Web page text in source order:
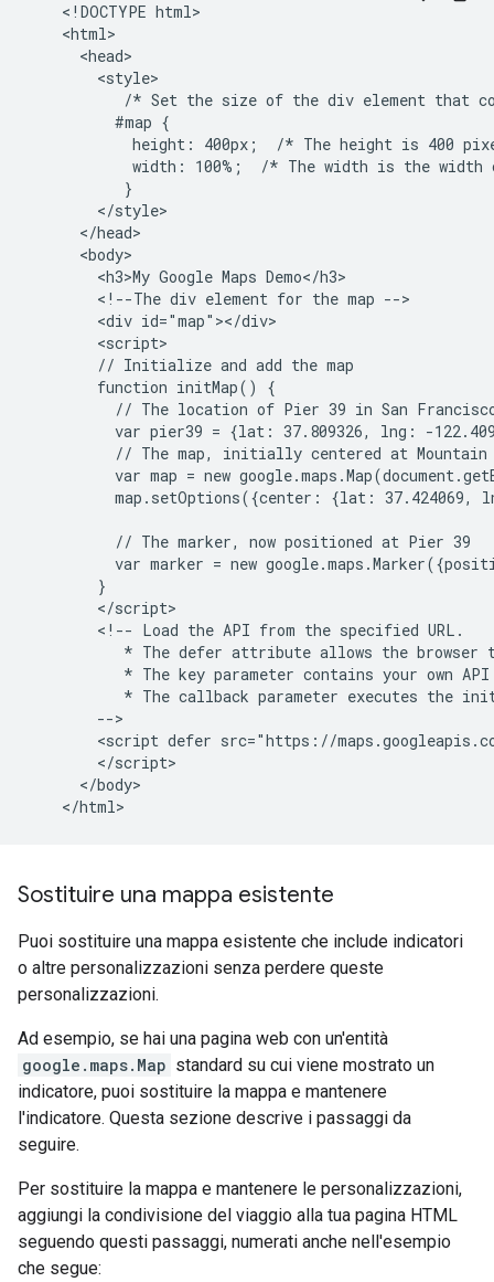
    <!DOCTYPE html>
    <html>
      <head>
        <style>
/* Set the size of the div element that
          #map {
height: 400px;  /* The height is 400
width: 100%;  /* The width is the width
           }
        </style>
      </head>
      <body>
        <h3>My Google Maps Demo</h3>
        <!--The div element for the map -->
        <div id="map"></div>
        <script>
        // Initialize and add the map
        function initMap() {
// The location of Pier 39 in San
var pier39 = {lat: 37.809326, lng: -
// The map, initially centered at Mountain
var map = new
map.setOptions({center: {lat: 37.424069,
          // The marker, now positioned at Pier 39
var marker = new
        }
        </script>
        <!-- Load the API from the specified URL.
* The defer attribute allows the browser
* The key parameter contains your own API
* The callback parameter executes the
        -->
<script defer src="https://
        </script>
      </body>
Sostituire una mappa esistente
Puoi sostituire una mappa esistente che include indicatori
o altre personalizzazioni senza perdere queste
personalizzazioni.
Ad esempio, se hai una pagina web con un'entità
google.maps.Map standard su cui viene mostrato un
indicatore, puoi sostituire la mappa e mantenere
l'indicatore. Questa sezione descrive i passaggi da
seguire.
Per sostituire la mappa e mantenere le personalizzazioni,
aggiungi la condivisione del viaggio alla tua pagina HTML
seguendo questi passaggi, numerati anche nell'esempio
che segue: